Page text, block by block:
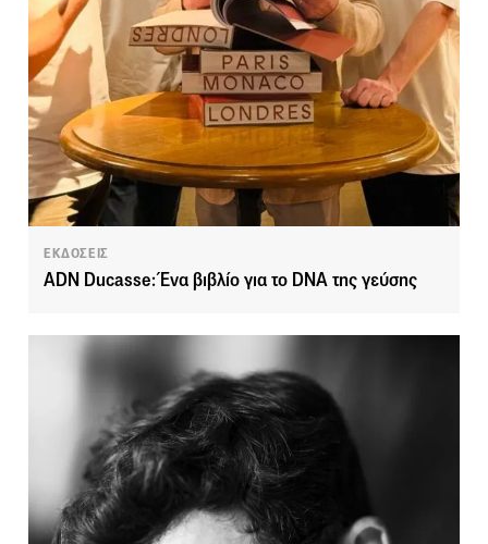
ΕΚΔΟΣΕΙΣ
ADN Ducasse: Ένα βιβλίο για το DNA της γεύσης